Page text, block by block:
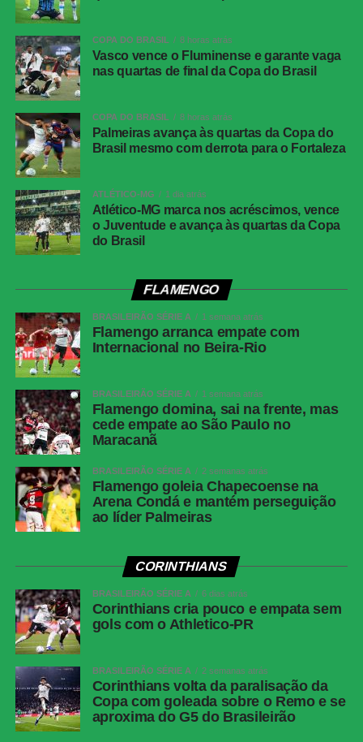
oportunidade de aumentar a goleada, mas foi bloqueado
por Silvera. Os visitantes ainda tentaram esboçar alguma
reação e assustaram aos 18 minutos em dois lances de
Castrillón. No primeiro, Giay afastou o perigo, e na
segunda tentativa o atacante colombiano mandou para
fora.
Pouco depois, Juan Ríos recebeu com espaço pelo lado
esquerdo e bateu para o gol, mas a bola desviou em
Murilo. Aos 28 minutos, a arbitragem voltou a assinalar
penalidade, desta vez a favor do Palmeiras, após lance
entre Emiliano Martínez e Ríos. Novamente acionado
pelo VAR, o juiz reviu a jogada e anulou a marcação.
duas oportunidades, primeiro chutando para fora e depois
Nos instantes derradeiros da partida, o Junior
Barranquilla exerceu pressão ofensiva e por pouco não
ameaças mais agudas, com Castrillón acertando a trave
de Carlos Miguel aos 42 minutos. Nada que estragasse a
festa alviverde no Allianz Parque.
Próximos jogos
Palmeiras
Competição: Campeonato Brasilerio (18ª rodada)
Data e hora
: 31 de maio de 2026 (domingo), às 16h (de
Brasília)
Local: Allianz Parque, em São Paulo (SP)
Junior Barranquilla
Jogo: Junior Barranquilla x Atlético Nacional
Competição
: Campeonato Colombiano (Apertura – Jogo
COPA DO BRASIL 8 horas atrás
Vasco vence o Fluminense e garante vaga
nas quartas de final da Copa do Brasil
COPA DO BRASIL 8 horas atrás
Palmeiras avança às quartas da Copa do
Brasil mesmo com derrota para o Fortaleza
ATLÉTICO-MG 1 dia atrás
Atlético-MG marca nos acréscimos, vence
o Juventude e avança às quartas da Copa
do Brasil
FLAMENGO
BRASILEIRÃO SÉRIE A 1 semana atrás
Flamengo arranca empate com
Internacional no Beira-Rio
BRASILEIRÃO SÉRIE A 1 semana atrás
Flamengo domina, sai na frente, mas
cede empate ao São Paulo no
Maracanã
BRASILEIRÃO SÉRIE A 2 semanas atrás
Flamengo goleia Chapecoense na
Arena Condá e mantém perseguição
ao líder Palmeiras
CORINTHIANS
BRASILEIRÃO SÉRIE A 6 dias atrás
Corinthians cria pouco e empata sem
gols com o Athletico-PR
BRASILEIRÃO SÉRIE A 2 semanas atrás
Corinthians volta da paralisação da
Copa com goleada sobre o Remo e se
aproxima do G5 do Brasileirão